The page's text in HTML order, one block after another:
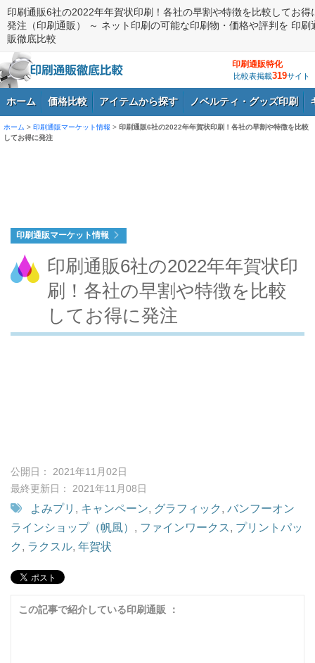
印刷通販6社の2022年年賀状印刷！各社の早割や特徴を比較してお得
発注（印刷通販） ～ ネット印刷の可能な印刷物・価格や評判を 印刷
販徹底比較
印刷通販特化
比較表掲載319サイト
ホーム 価格比較 アイテムから探す ノベルティ・グッズ印刷
ホーム > 印刷通販マーケット情報 > 印刷通販6社の2022年年賀状印刷！各社の早割や特徴を比較
してお得に発注
印刷通販マーケット情報
印刷通販6社の2022年年賀状印
刷！各社の早割や特徴を比較
してお得に発注
公開日： 2021年11月02日
最終更新日： 2021年11月08日
よみプリ , キャンペーン, グラフィック , バンフーオン
ラインショップ（帆風） , ファインワークス, プリントパッ
ク , ラクスル, 年賀状
この記事で紹介している印刷通販 ：